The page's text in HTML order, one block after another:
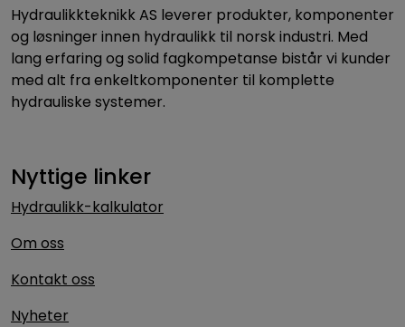
Hydraulikkteknikk AS leverer produkter, komponenter
og løsninger innen hydraulikk til norsk industri. Med
lang erfaring og solid fagkompetanse bistår vi kunder
med alt fra enkeltkomponenter til komplette
hydrauliske systemer.
Nyttige linker
Hydraulikk-kalkulator
Om oss
Kontakt oss
Nyheter